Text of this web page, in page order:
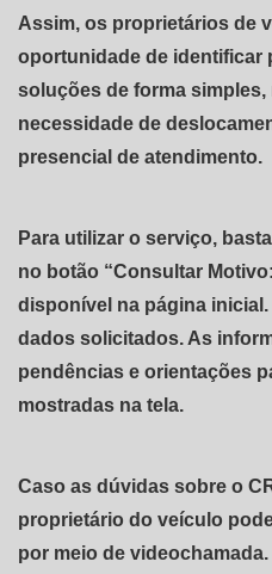
Assim, os proprietários de
oportunidade de identificar
soluções de forma simples,
necessidade de
presencial de atendimento.
Para utilizar o serviço,
no botão “Consultar
disponível na página
dados solicitados. As
pendências e orientações
mostradas na tela.
Caso as dúvidas sobre o
proprietário do veículo
por meio de